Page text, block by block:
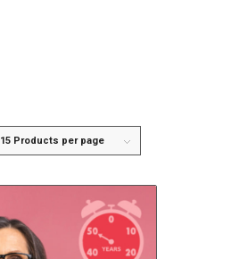
15 Products per page